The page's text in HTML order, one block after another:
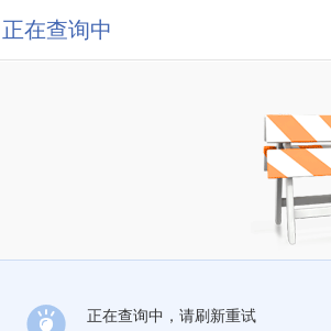
正在查询中
正在查询中，请刷新重试